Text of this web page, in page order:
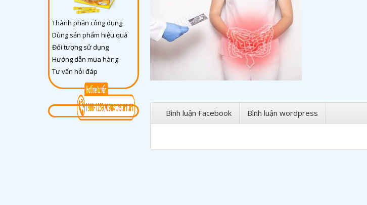
Thành phần công dụng
Dùng sản phẩm hiệu quả
Đối tượng sử dụng
Hướng dẫn mua hàng
Tư vấn hỏi đáp
Bình luận Facebook Bình luận wordpress